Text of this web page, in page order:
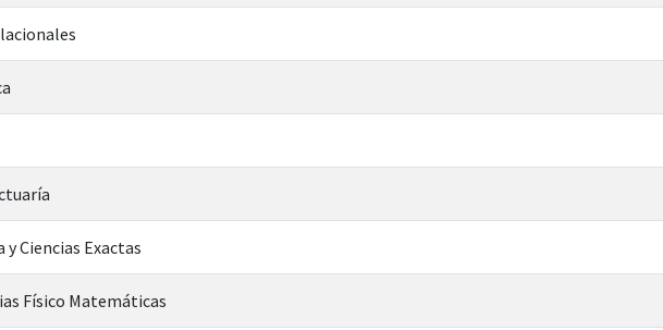
Ciencias Exactas
Físico Matemáticas